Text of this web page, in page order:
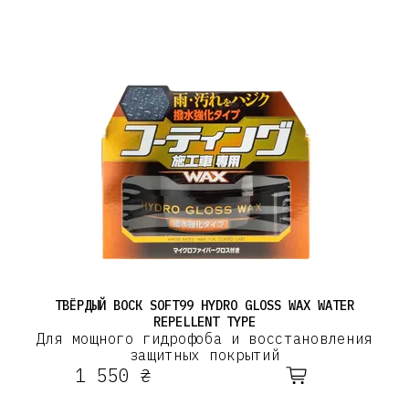
ТВЁРДЫЙ ВОСК SOFT99 HYDRO GLOSS WAX WATER
REPELLENT TYPE
Для мощного гидрофоба и восстановления
защитных покрытий
1 550 ₴